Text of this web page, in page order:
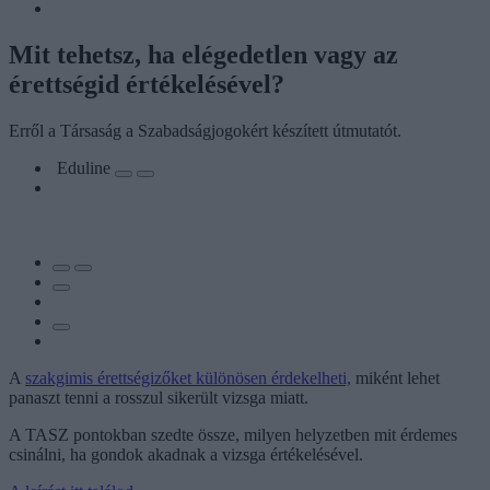
Mit tehetsz, ha elégedetlen vagy az
érettségid értékelésével?
Erről a Társaság a Szabadságjogokért készített útmutatót.
Eduline
A szakgimis érettségizőket különösen érdekelheti, miként lehet
panaszt tenni a rosszul sikerült vizsga miatt.
A TASZ pontokban szedte össze, milyen helyzetben mit érdemes
csinálni, ha gondok akadnak a vizsga értékelésével.